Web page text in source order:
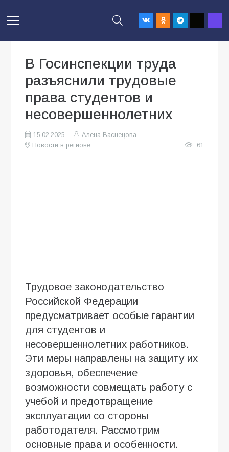
В Госинспекции труда
разъяснили трудовые
права студентов и
несовершеннолетних
15.02.2025
Алена Васнецова
Новости в регионе
61
Трудовое законодательство
Российской Федерации
предусматривает особые гарантии
для студентов и
несовершеннолетних работников.
Эти меры направлены на защиту их
здоровья, обеспечение
возможности совмещать работу с
учебой и предотвращение
эксплуатации со стороны
работодателя. Рассмотрим
основные права и особенности.